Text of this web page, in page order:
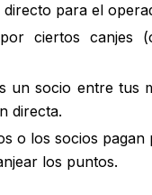
para el
ciertos canjes
un socio entre tus
directa.
o los socios
los puntos.